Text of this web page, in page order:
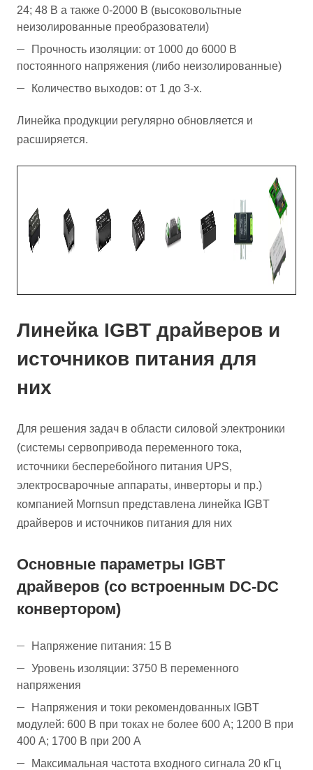
24; 48 В а также 0-2000 В (высоковольтные
неизолированные преобразователи)
Прочность изоляции: от 1000 до 6000 В
постоянного напряжения (либо неизолированные)
Количество выходов: от 1 до 3-х.
Линейка продукции регулярно обновляется и
расширяется.
Линейка IGBT драйверов и
источников питания для
них
Для решения задач в области силовой электроники
(системы сервопривода переменного тока,
источники бесперебойного питания UPS,
электросварочные аппараты, инверторы и пр.)
компанией Mornsun представлена линейка IGBT
драйверов и источников питания для них
Основные параметры IGBT
драйверов (со встроенным DC-DC
конвертором)
Напряжение питания: 15 В
Уровень изоляции: 3750 В переменного
напряжения
Напряжения и токи рекомендованных IGBT
модулей: 600 В при токах не более 600 А; 1200 В при
400 А; 1700 В при 200 А
Максимальная частота входного сигнала 20 кГц